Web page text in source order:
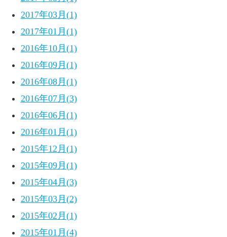
2017年03月(1)
2017年01月(1)
2016年10月(1)
2016年09月(1)
2016年08月(1)
2016年07月(3)
2016年06月(1)
2016年01月(1)
2015年12月(1)
2015年09月(1)
2015年04月(3)
2015年03月(2)
2015年02月(1)
2015年01月(4)